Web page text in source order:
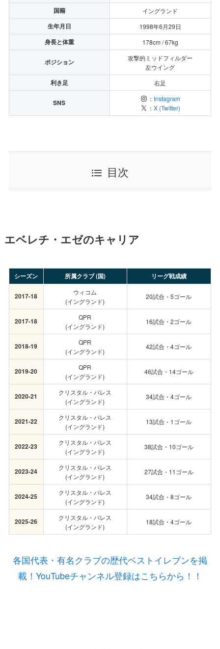
国籍 イングランド
生年月日 1998年6月29日
身長と体重 178cm / 67kg
ポジション
攻撃的ミッドフィルダー
左ウイング
利き足 右足
SNS ： Instagram
： X (Twitter)
目次
エベレチ・エゼのキャリア
シーズン 所属クラブ (国) リーグ戦成績
2017-18
ウィコム
(イングランド)
20試合・5ゴール
2017-18
QPR
(イングランド)
16試合・2ゴール
2018-19
QPR
(イングランド)
42試合・4ゴール
2019-20
QPR
(イングランド)
46試合・14ゴール
2020-21
クリスタル・パレス
(イングランド)
34試合・4ゴール
2021-22
クリスタル・パレス
(イングランド)
13試合・1ゴール
2022-23
クリスタル・パレス
(イングランド)
38試合・10ゴール
2023-24
クリスタル・パレス
(イングランド)
27試合・11ゴール
2024-25
クリスタル・パレス
(イングランド)
34試合・8ゴール
2025-26
クリスタル・パレス
(イングランド)
18試合・4ゴール
各国代表・有名クラブの歴代ベストイレブンを掲
載！YouTubeチャンネル登録はこちらから！！